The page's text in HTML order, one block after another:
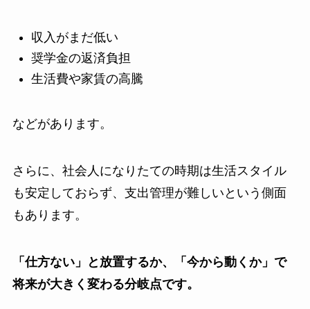
収入がまだ低い
奨学金の返済負担
生活費や家賃の高騰
などがあります。
さらに、社会人になりたての時期は生活スタイル
も安定しておらず、支出管理が難しいという側面
もあります。
「仕方ない」と放置するか、「今から動くか」で
将来が大きく変わる分岐点です。